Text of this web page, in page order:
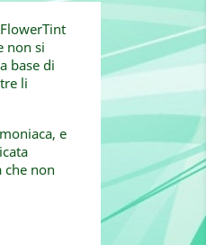
non si
base di
li
e
che non